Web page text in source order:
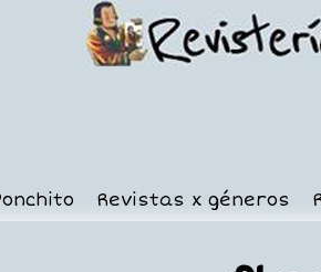
Revistas x géneros